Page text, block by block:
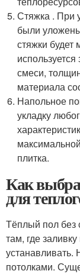
Стяжка . При
были
стяжки
смеси,
материала
Напольное
укладку
плитка.
Как
для
Тёплый пол без
там, где
устанавливать.
потолками.